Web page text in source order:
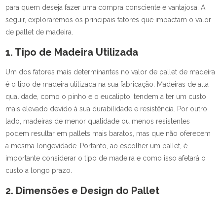
para quem deseja fazer uma compra consciente e vantajosa. A
seguir, exploraremos os principais fatores que impactam o valor
de pallet de madeira.
1. Tipo de Madeira Utilizada
Um dos fatores mais determinantes no valor de pallet de madeira
é o tipo de madeira utilizada na sua fabricação. Madeiras de alta
qualidade, como o pinho e o eucalipto, tendem a ter um custo
mais elevado devido à sua durabilidade e resistência. Por outro
lado, madeiras de menor qualidade ou menos resistentes
podem resultar em pallets mais baratos, mas que não oferecem
a mesma longevidade. Portanto, ao escolher um pallet, é
importante considerar o tipo de madeira e como isso afetará o
custo a longo prazo.
2. Dimensões e Design do Pallet